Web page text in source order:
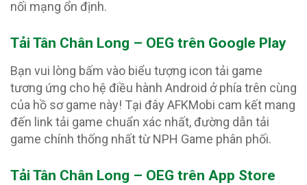
nối mạng ổn định.
Tải Tân Chân Long – OEG trên Google Play
Bạn vui lòng bấm vào biểu tượng icon tải game
tương ứng cho hệ điều hành Android ở phía trên cùng
của hồ sơ game này! Tại đây AFKMobi cam kết mang
đến link tải game chuẩn xác nhất, đường dẫn tải
game chính thống nhất từ NPH Game phân phối.
Tải Tân Chân Long – OEG trên App Store